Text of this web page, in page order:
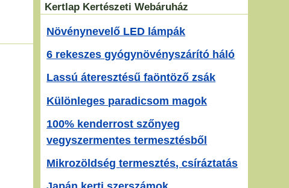
Kertlap Kertészeti Webáruház
Növénynevelő LED lámpák
6 rekeszes gyógynövényszárító háló
Lassú áteresztésű faöntöző zsák
Különleges paradicsom magok
100% kenderrost szőnyeg
vegyszermentes termesztésből
Mikrozöldség termesztés, csíráztatás